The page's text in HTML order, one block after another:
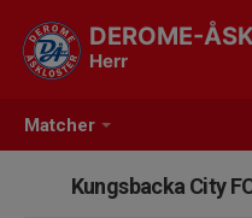
Matcher
DEROME-
Herr
Kungsbacka City